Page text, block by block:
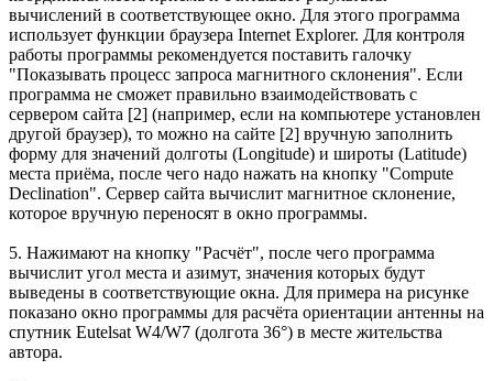
вычислений в соответствующее окно. Для этого программа
использует функции браузера Internet Explorer. Для контроля
работы программы рекомендуется поставить галочку
"Показывать процесс запроса магнитного склонения". Если
программа не сможет правильно взаимодействовать с
сервером сайта [2] (например, если на компьютере установлен
другой браузер), то можно на сайте [2] вручную заполнить
форму для значений долготы (Longitude) и широты (Latitude)
места приёма, после чего надо нажать на кнопку "Compute
Declination". Сервер сайта вычислит магнитное склонение,
которое вручную переносят в окно программы.
5. Нажимают на кнопку "Расчёт", после чего программа
вычислит угол места и азимут, значения которых будут
выведены в соответствующие окна. Для примера на рисунке
показано окно программы для расчёта ориентации антенны на
спутник Eutelsat W4/W7 (долгота 36°) в месте жительства
автора.